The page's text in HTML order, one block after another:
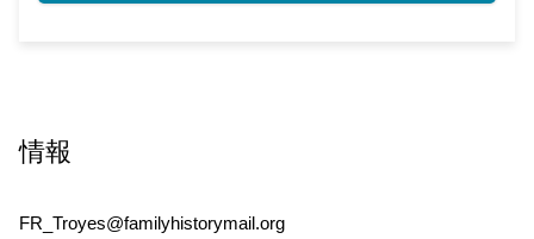
情報
FR_Troyes@familyhistorymail.org